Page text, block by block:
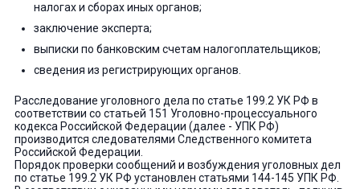
налогах и сборах иных органов;
заключение эксперта;
выписки по банковским счетам налогоплательщиков;
сведения из регистрирующих органов.
Расследование уголовного дела по статье 199.2 УК РФ в
соответствии со статьей 151 Уголовно-процессуального
кодекса Российской Федерации (далее - УПК РФ)
производится следователями Следственного комитета
Российской Федерации.
Порядок проверки сообщений и возбуждения уголовных дел
по статье 199.2 УК РФ установлен статьями 144-145 УПК РФ.